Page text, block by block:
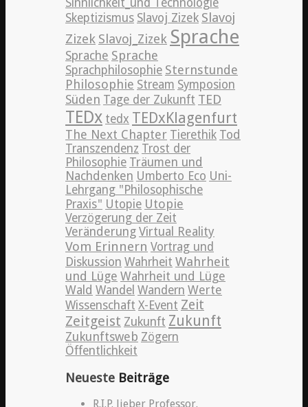
Skeptizismus Slavoj Zizek Slavoj
Zizek Slavoj_Zizek Sprache
Sprache Sprache
Sprachphilosophie Sternstunde
Philosophie Stream Symposion
Süden Tage der Zukunft TED
TEDx tedx TEDxKlagenfurt
The Next Chapter Tierethik Tod
Transzendenz Trost der
Philosophie Träumen und
Nachdenken Umberto Eco Uni-
Lehrgang "Philosophische
Praxis" Utopie Utopie
Verzögerung der Zeit
Veränderung Virtual Reality
Vom Erinnern Vortrag und
Diskussion Wahrheit Wahrheit
und Lüge Wahrheit und Lüge
Wald Wandel Wandern Werte
Wissenschaft X-Event Zeit
Zeitgeist Zukunft Zukunft
Zukunftsweb Zögern
Öffentlichkeit
Neueste Beiträge
R.I.P. lieber Professor.